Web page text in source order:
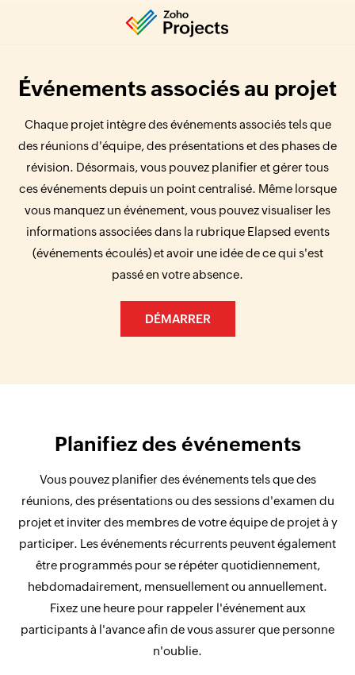
Événements associés au projet
Chaque projet intègre des événements associés tels que
des réunions d'équipe, des présentations et des phases de
révision. Désormais, vous pouvez planifier et gérer tous
ces événements depuis un point centralisé. Même lorsque
vous manquez un événement, vous pouvez visualiser les
informations associées dans la rubrique Elapsed events
(événements écoulés) et avoir une idée de ce qui s'est
passé en votre absence.
DÉMARRER
Planifiez des événements
Vous pouvez planifier des événements tels que des
réunions, des présentations ou des sessions d'examen du
projet et inviter des membres de votre équipe de projet à y
participer. Les événements récurrents peuvent également
être programmés pour se répéter quotidiennement,
hebdomadairement, mensuellement ou annuellement.
Fixez une heure pour rappeler l'événement aux
participants à l'avance afin de vous assurer que personne
n'oublie.